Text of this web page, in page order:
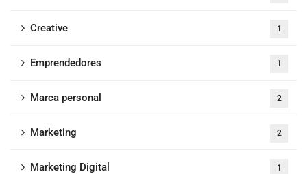
Creative 1
Emprendedores 1
Marca personal 2
Marketing 2
Marketing Digital 1